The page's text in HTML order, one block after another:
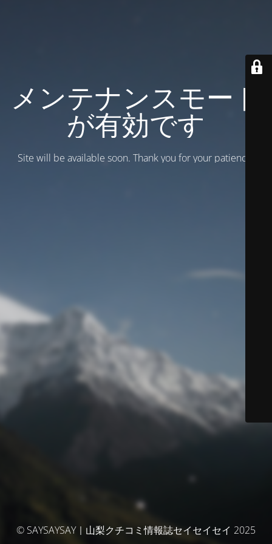
メンテナンスモード
が有効です
Site will be available soon. Thank you for your patience!
© SAYSAYSAY｜山梨クチコミ情報誌セイセイセイ 2025